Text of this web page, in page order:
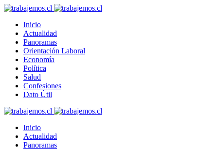
Inicio
Actualidad
Panoramas
Orientación Laboral
Economía
Política
Salud
Confesiones
Dato Útil
Inicio
Actualidad
Panoramas